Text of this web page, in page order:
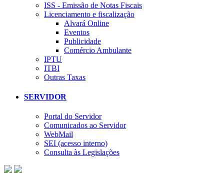
ISS - Emissão de Notas Fiscais
Licenciamento e fiscalização
Alvará Online
Eventos
Publicidade
Comércio Ambulante
IPTU
ITBI
Outras Taxas
SERVIDOR
Portal do Servidor
Comunicados ao Servidor
WebMail
SEI (acesso interno)
Consulta às Legislações